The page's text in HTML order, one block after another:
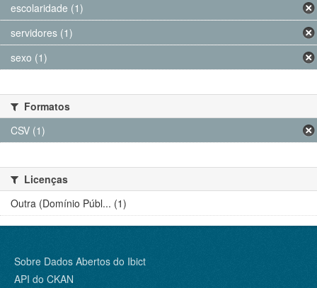
escolaridade (1)
servidores (1)
sexo (1)
Formatos
CSV (1)
Licenças
Outra (Domínio Públ... (1)
Sobre Dados Abertos do Ibict
API do CKAN